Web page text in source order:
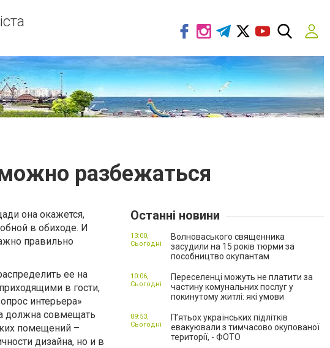
разбежаться
она окажется,
в обиходе. И
правильно
ее на
в гости,
интерьера»
должна совмещать
помещений –
дизайна, но и в
Останні новини
Волноваського священника
засудили на 15 років тюрми за
пособництво окупантам
13:00,
Сьогодні
Переселенці можуть не платити за
частину комунальних послуг у
покинутому житлі: які умови
10:06,
Сьогодні
П’ятьох українських підлітків
евакуювали з тимчасово окупованої
території, - ФОТО
09:53,
Сьогодні